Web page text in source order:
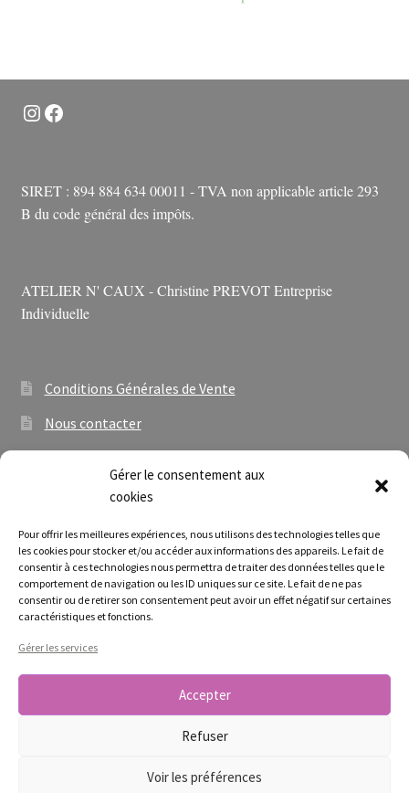
Gérer le consentement aux
cookies
Pour offrir les meilleures expériences, nous utilisons des technologies telles que
les cookies pour stocker et/ou accéder aux informations des appareils. Le fait de
consentir à ces technologies nous permettra de traiter des données telles que le
comportement de navigation ou les ID uniques sur ce site. Le fait de ne pas
consentir ou de retirer son consentement peut avoir un effet négatif sur certaines
caractéristiques et fonctions.
Gérer les services
Accepter
Refuser
Voir les préférences
Instagram
Facebook
SIRET : 894 884 634 00011 - TVA non applicable article 293
B du code général des impôts.
ATELIER N' CAUX - Christine PREVOT Entreprise
Individuelle
Conditions Générales de Vente
Nous contacter
Mon compte
Validation commande
Panier
© ATELIER N' CAUX 2026
Politique de confidentialité
Built with WooCommerce